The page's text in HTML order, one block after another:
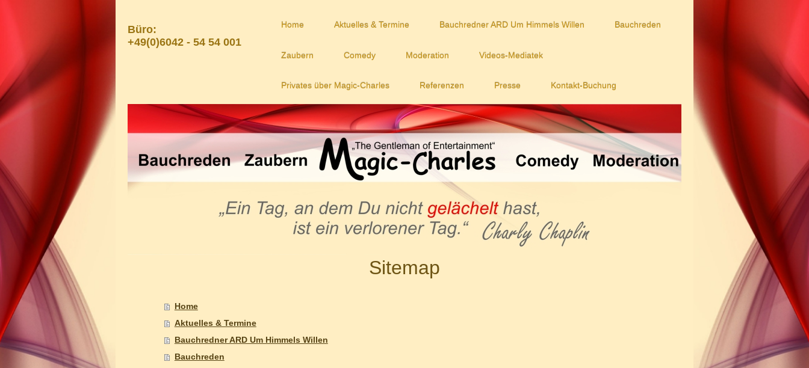
Büro:
+49(0)6042 - 54 54 001
Home Aktuelles & Termine Bauchredner ARD Um Himmels Willen Bauchreden
Zaubern Comedy Moderation Videos-Mediatek
Privates über Magic-Charles Referenzen Presse Kontakt-Buchung
Sitemap
Home
Aktuelles & Termine
Bauchredner ARD Um Himmels Willen
Bauchreden